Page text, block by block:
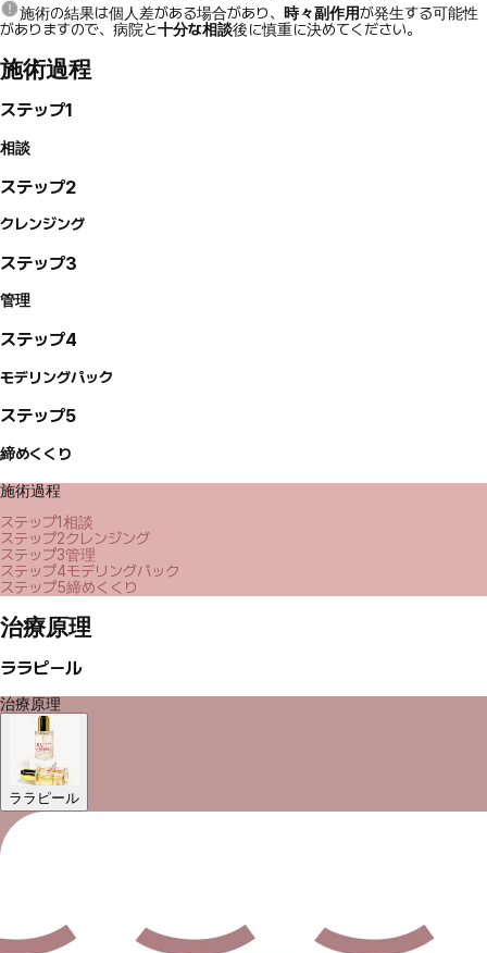
施術の結果は個人差がある場合があり、 時々副作用が発生する可能性
がありますので、病院と十分な相談後に慎重に決めてください。
施術過程
ステップ1
相談
ステップ2
クレンジング
ステップ3
管理
ステップ4
モデリングパック
ステップ5
締めくくり
施術過程
ステップ1相談
ステップ2クレンジング
ステップ3管理
ステップ4モデリングパック
ステップ5締めくくり
治療原理
ララピール
治療原理
ララピール